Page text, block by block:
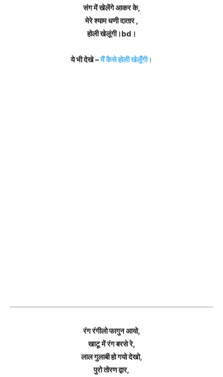
संग में खेलेंगे आकर के,
मेरे श्याम धणी दातार ,
होली खेलूंगी।bd।
ये भी देखे –मैं कैसे होली खेलूँगी।
रंग रंगीलो फागुन आयो,
खाटू में रंग बरसे रे,
लाल गुलाबी हो गयो देखो,
पुरो तोरण द्वार,